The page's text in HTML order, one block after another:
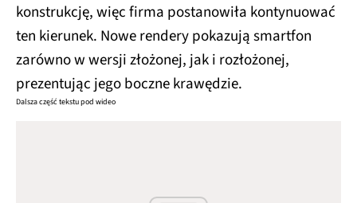
konstrukcję, więc firma postanowiła kontynuować
ten kierunek. Nowe rendery pokazują smartfon
zarówno w wersji złożonej, jak i rozłożonej,
prezentując jego boczne krawędzie.
Dalsza część tekstu pod wideo